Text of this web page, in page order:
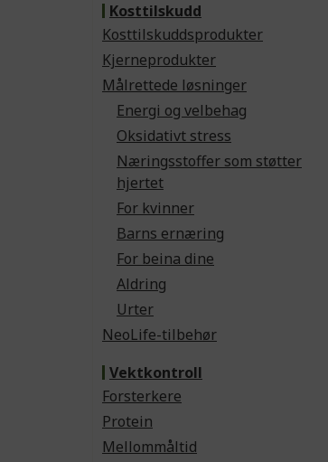
Kosttilskudd
Kosttilskuddsprodukter
Kjerneprodukter
Målrettede løsninger
Energi og velbehag
Oksidativt stress
Næringsstoffer som støtter
hjertet
For kvinner
Barns ernæring
For beina dine
Aldring
Urter
NeoLife-tilbehør
Vektkontroll
Forsterkere
Protein
Mellommåltid